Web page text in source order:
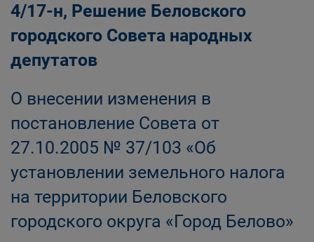
4/17-н, Решение Беловского
городского Совета народных
депутатов
О внесении изменения в
постановление Совета от
27.10.2005 № 37/103 «Об
установлении земельного налога
на территории Беловского
городского округа «Город Белово»